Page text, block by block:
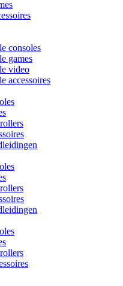
consoles
games
video
accessoires